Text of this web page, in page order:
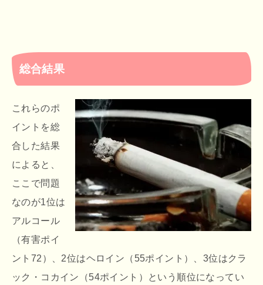
総合結果
これらのポ
イントを総
合した結果
によると、
ここで問題
なのが1位は
アルコール
（有害ポイ
ント72）、2位はヘロイン（55ポイント）、3位はクラ
ック・コカイン（54ポイント）という順位になってい